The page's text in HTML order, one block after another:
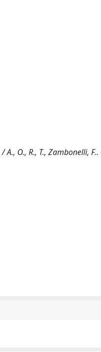
O., R., T., Zambonelli, F..